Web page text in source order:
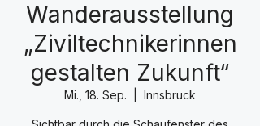
Wanderausstellung
„Ziviltechnikerinnen
gestalten Zukunft“
Mi., 18. Sep. Innsbruck